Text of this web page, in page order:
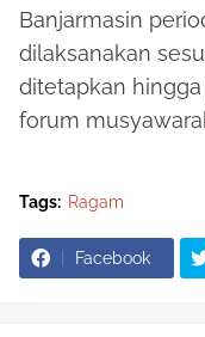
Banjarmasin
dilaksanakan
ditetapkan
forum
Tags: Ragam
Facebook